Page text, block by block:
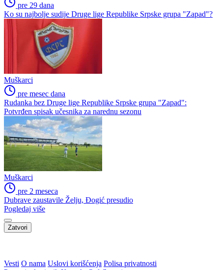
pre 29 dana
Ko su najbolje sudije Druge lige Republike Srpske grupa "Zapad"?
Muškarci
pre mesec dana
Rudanka bez Druge lige Republike Srpske grupa "Zapad":
Potvrđen spisak učesnika za narednu sezonu
Muškarci
pre 2 meseca
Dubrave zaustavile Želju, Đogić presudio
Pogledaj više
Zatvori
Vesti O nama Uslovi korišćenja Polisa privatnosti